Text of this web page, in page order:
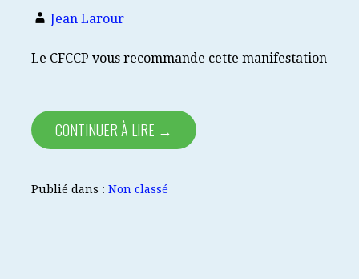
Jean Larour
Le CFCCP vous recommande cette manifestation
CONTINUER À LIRE →
Publié dans : Non classé